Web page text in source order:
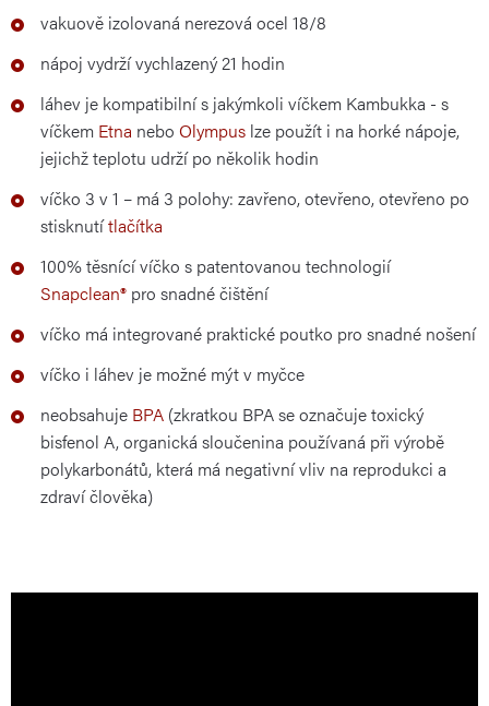
vakuově izolovaná nerezová ocel 18/8
nápoj vydrží vychlazený 21 hodin
láhev je kompatibilní s jakýmkoli víčkem Kambukka - s
víčkem Etna nebo Olympus lze použít i na horké nápoje,
jejichž teplotu udrží po několik hodin
víčko 3 v 1 – má 3 polohy: zavřeno, otevřeno, otevřeno po
stisknutítlačítka
100% těsnící víčko s patentovanou technologií
Snapclean® pro snadné čištění
víčko má integrované praktické poutko pro snadné nošení
víčko i láhev je možné mýt v myčce
neobsahuje BPA (zkratkou BPA se označuje toxický
bisfenol A, organická sloučenina používaná při výrobě
polykarbonátů, která má negativní vliv na reprodukci a
zdraví člověka)